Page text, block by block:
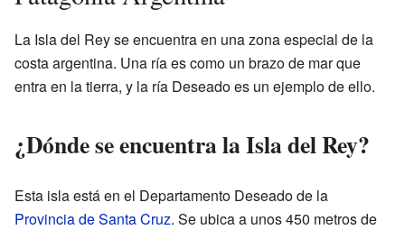
La Isla del Rey se encuentra en una zona especial de la
costa argentina. Una ría es como un brazo de mar que
entra en la tierra, y la ría Deseado es un ejemplo de ello.
¿Dónde se encuentra la Isla del Rey?
Esta isla está en el Departamento Deseado de la
Provincia de Santa Cruz. Se ubica a unos 450 metros de